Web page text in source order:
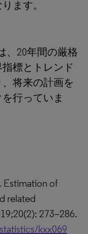
ます。
、20年間の厳格
標とトレンド
将来の計画を
行っていま
Estimation of
related
273–286.
kxx069